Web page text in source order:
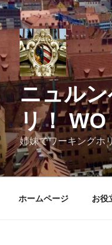
ニュル
リ！
姉妹でワーキングホ
ホームページ お役